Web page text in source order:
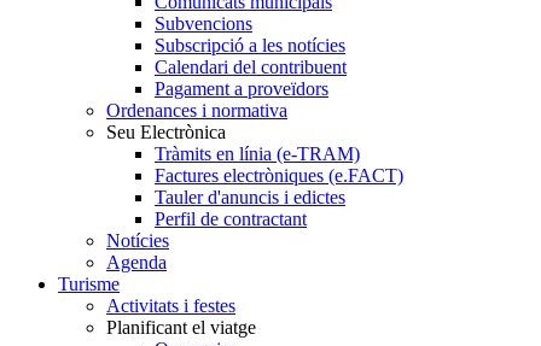
Subvencions
Subscripció a les notícies
Calendari del contribuent
Pagament a proveïdors
Ordenances i normativa
Seu Electrònica
Tràmits en línia (e-TRAM)
Factures electròniques (e.FACT)
Tauler d'anuncis i edictes
Perfil de contractant
Notícies
Agenda
Turisme
Activitats i festes
Planificant el viatge